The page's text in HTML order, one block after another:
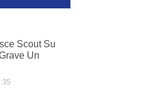
Scout Su
Un